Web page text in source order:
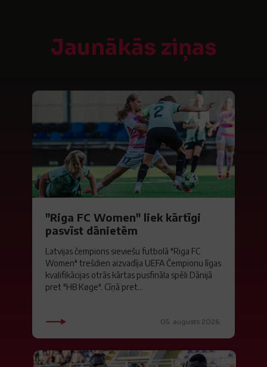
Jaunākās ziņas
"Riga FC Women" liek kārtīgi
pasvīst dānietēm
Latvijas čempions sieviešu futbolā "Riga FC
Women" trešdien aizvadīja UEFA Čempionu līgas
kvalifikācijas otrās kārtas pusfināla spēli Dānijā
pret "HB Køge". Cīņā pret...
05. augusts 2026.